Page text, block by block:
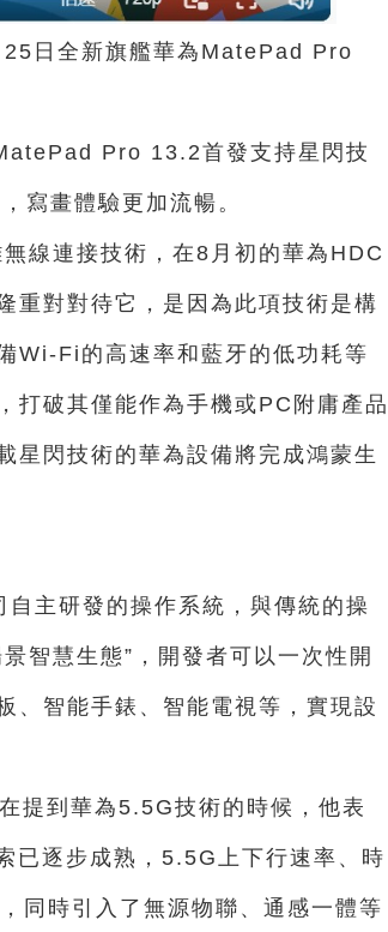
日全新旗艦華為MatePad Pro
Pro 13.2首發支持星閃技
寫畫體驗更加流暢。
線連接技術，在8月初的華為HDC
重對對待它，是因為此項技術是構
Wi-Fi的高速率和藍牙的低功耗等
打破其僅能作為手機或PC附庸產品
星閃技術的華為設備將完成鴻蒙生
主研發的操作系統，與傳統的操
智慧生態”，開發者可以一次性開
、智能手錶、智能電視等，實現設
提到華為5.5G技術的時候，他表
已逐步成熟，5.5G上下行速率、時
同時引入了無源物聯、通感一體等